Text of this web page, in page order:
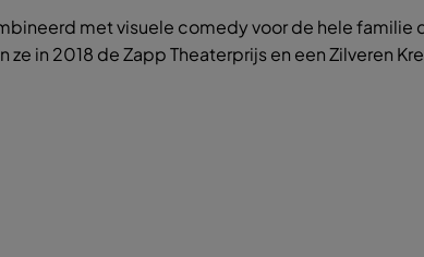
met visuele comedy voor de hele familie
ze in 2018 de Zapp Theaterprijs en een Zilveren